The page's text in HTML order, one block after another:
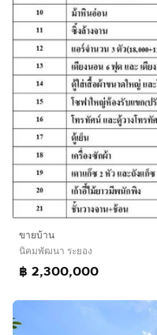
ขายบ้าน
นิคมพัฒนา ระยอง
฿ 2,300,000